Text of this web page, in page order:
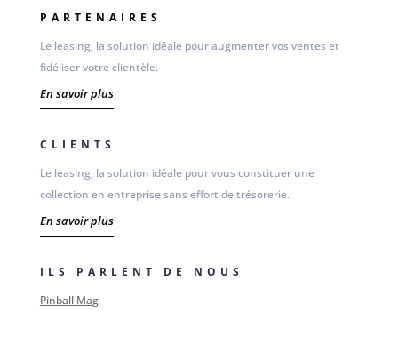
PARTENAIRES
Le leasing, la solution idéale pour augmenter vos ventes et
fidéliser votre clientèle.
En savoir plus
CLIENTS
Le leasing, la solution idéale pour vous constituer une
collection en entreprise sans effort de trésorerie.
En savoir plus
ILS PARLENT DE NOUS
Pinball Mag